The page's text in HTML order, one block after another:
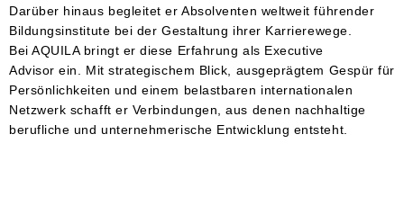
Darüber hinaus begleitet er Absolventen weltweit führender
Bildungsinstitute bei der Gestaltung ihrer Karrierewege.
Bei AQUILA bringt er diese Erfahrung als Executive
Advisor ein. Mit strategischem Blick, ausgeprägtem Gespür für
Persönlichkeiten und einem belastbaren internationalen
Netzwerk schafft er Verbindungen, aus denen nachhaltige
berufliche und unternehmerische Entwicklung entsteht.